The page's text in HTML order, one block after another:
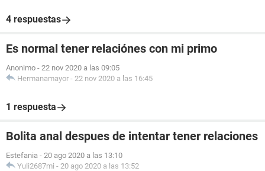
4 respuestas
Es normal tener relaciónes con mi primo
Anonimo - 22 nov 2020 a las 09:05
Hermanamayor - 22 nov 2020 a las 16:45
1 respuesta
Bolita anal despues de intentar tener relaciones
Estefania - 20 ago 2020 a las 13:10
Yuli2687mi - 20 ago 2020 a las 13:52